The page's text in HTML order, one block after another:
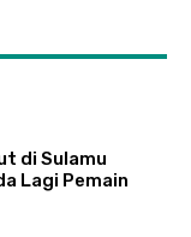
di Sulamu
Lagi Pemain